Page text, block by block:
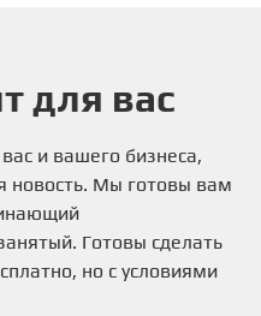
для вас
и вашего бизнеса,
новость. Мы готовы вам
Готовы сделать
но с условиями